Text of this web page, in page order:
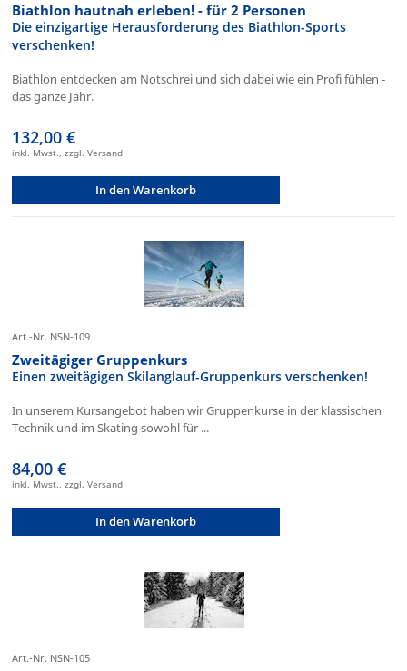
Biathlon hautnah erleben! - für 2 Personen
Die einzigartige Herausforderung des Biathlon-Sports
verschenken!
Biathlon entdecken am Notschrei und sich dabei wie ein Profi fühlen -
das ganze Jahr.
132,00 €
inkl. Mwst., zzgl. Versand
In den Warenkorb
Art.-Nr. NSN-109
Zweitägiger Gruppenkurs
Einen zweitägigen Skilanglauf-Gruppenkurs verschenken!
In unserem Kursangebot haben wir Gruppenkurse in der klassischen
Technik und im Skating sowohl für ...
84,00 €
inkl. Mwst., zzgl. Versand
In den Warenkorb
Art.-Nr. NSN-105